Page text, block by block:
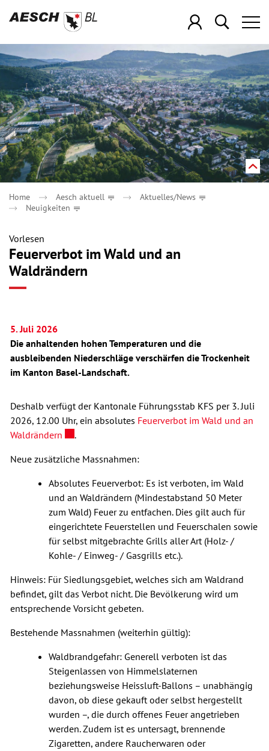
zur Startseite
Direkt zur Hauptnavigation
Direkt zum Inhalt
Direkt zur Suche
Direkt zum Stichwortverzeichnis
Kopfzeile
Inhalt
Home Aesch aktuell
Aktuelles/News
Neuigkeiten
Vorlesen
Feuerverbot im Wald und an
Waldrändern
5. Juli 2026
Die anhaltenden hohen Temperaturen und die
ausbleibenden Niederschläge verschärfen die Trockenheit
im Kanton Basel-Landschaft.
Deshalb verfügt der Kantonale Führungsstab KFS per 3. Juli
2026, 12.00 Uhr, ein absolutes Feuerverbot im Wald und an
Waldrändern Externer Link wird in einem neuen Fenster
.
Neue zusätzliche Massnahmen:
Absolutes Feuerverbot: Es ist verboten, im Wald
und an Waldrändern (Mindestabstand 50 Meter
zum Wald) Feuer zu entfachen. Dies gilt auch für
eingerichtete Feuerstellen und Feuerschalen sowie
für selbst mitgebrachte Grills aller Art (Holz- /
Kohle- / Einweg- / Gasgrills etc.).
Hinweis: Für Siedlungsgebiet, welches sich am Waldrand
befindet, gilt das Verbot nicht. Die Bevölkerung wird um
entsprechende Vorsicht gebeten.
Bestehende Massnahmen (weiterhin gültig):
Waldbrandgefahr: Generell verboten ist das
Steigenlassen von Himmelslaternen
beziehungsweise Heissluft-Ballons – unabhängig
davon, ob diese gekauft oder selbst hergestellt
wurden –, die durch offenes Feuer angetrieben
werden. Zudem ist es untersagt, brennende
Zigaretten, andere Raucherwaren oder
Zugehörige Objekte